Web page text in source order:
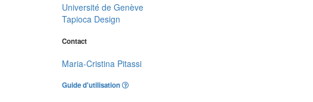
Université de Genève
Tapioca Design
Contact
Maria-Cristina Pitassi
Guide d'utilisation